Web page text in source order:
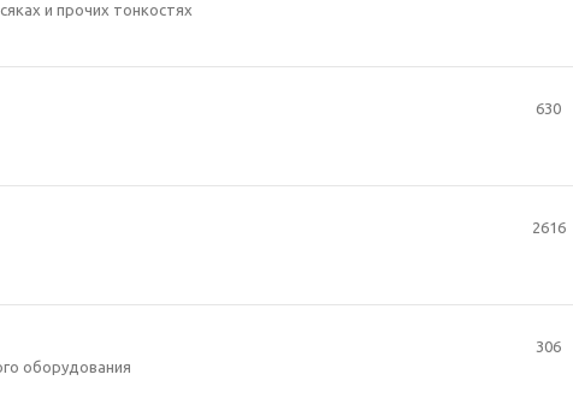
и прочих тонкостях
630
2616
оборудования
306